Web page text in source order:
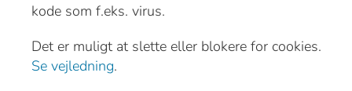
kode som f.eks. virus.
Det er muligt at slette eller blokere for cookies.
Se vejledning.